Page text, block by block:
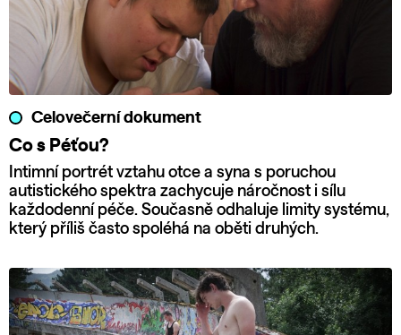
Celovečerní dokument
Co s Péťou?
Intimní portrét vztahu otce a syna s poruchou
autistického spektra zachycuje náročnost i sílu
každodenní péče. Současně odhaluje limity systému,
který příliš často spoléhá na oběti druhých.